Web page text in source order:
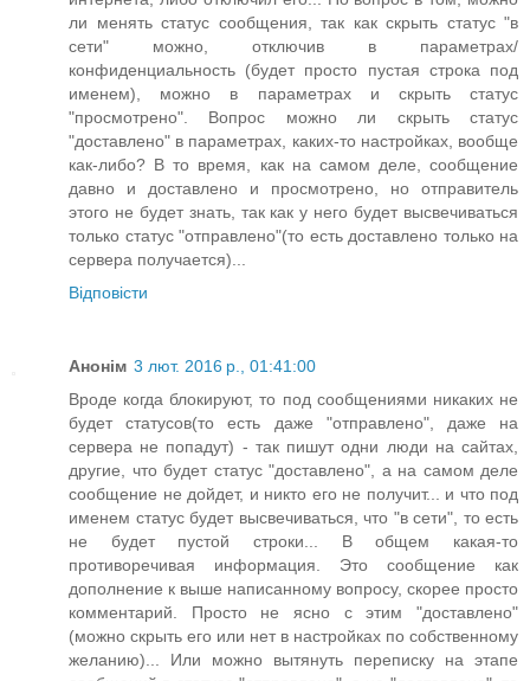
ли менять статус сообщения, так как скрыть статус "в
сети" можно, отключив в параметрах/
конфиденциальность (будет просто пустая строка под
именем), можно в параметрах и скрыть статус
"просмотрено". Вопрос можно ли скрыть статус
"доставлено" в параметрах, каких-то настройках, вообще
как-либо? В то время, как на самом деле, сообщение
давно и доставлено и просмотрено, но отправитель
этого не будет знать, так как у него будет высвечиваться
только статус "отправлено"(то есть доставлено только на
сервера получается)...
Відповісти
Анонім 3 лют. 2016 р., 01:41:00
Вроде когда блокируют, то под сообщениями никаких не
будет статусов(то есть даже "отправлено", даже на
сервера не попадут) - так пишут одни люди на сайтах,
другие, что будет статус "доставлено", а на самом деле
сообщение не дойдет, и никто его не получит... и что под
именем статус будет высвечиваться, что "в сети", то есть
не будет пустой строки... В общем какая-то
противоречивая информация. Это сообщение как
дополнение к выше написанному вопросу, скорее просто
комментарий. Просто не ясно с этим "доставлено"
(можно скрыть его или нет в настройках по собственному
желанию)... Или можно вытянуть переписку на этапе